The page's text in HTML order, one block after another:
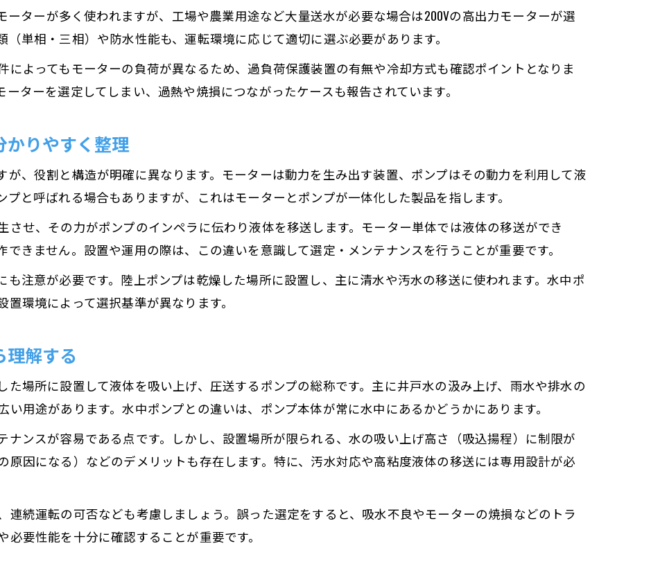
連続運転時の陸上ポンプの弱点を解説
陸上ポンプの汚水対応上の注意点とは
連続運転や電源条件で注意したい点
モーター搭載ポンプの連続運転可否
水中ポンプと陸上ポンプの連続運転の違い
連続運転時のモーター故障リスクと対策
現場で失敗しないモーター選定のコツ
モーター選定時のカタログ活用ポイント
ーターが多く使われますが、工場や農業用途など大量送水が必要な場合は200Vの高出力モーターが選
単相・三相）や防水性能も、運転環境に応じて適切に選ぶ必要があります。
によってもモーターの負荷が異なるため、過負荷保護装置の有無や冷却方式も確認ポイントとなりま
ターを選定してしまい、過熱や焼損につながったケースも報告されています。
かりやすく整理
が、役割と構造が明確に異なります。モーターは動力を生み出す装置、ポンプはその動力を利用して液
と呼ばれる場合もありますが、これはモーターとポンプが一体化した製品を指します。
させ、その力がポンプのインペラに伝わり液体を移送します。モーター単体では液体の移送ができ
きません。設置や運用の際は、この違いを意識して選定・メンテナンスを行うことが重要です。
も注意が必要です。陸上ポンプは乾燥した場所に設置し、主に清水や汚水の移送に使われます。水中ポ
環境によって選択基準が異なります。
理解する
た場所に設置して液体を吸い上げ、圧送するポンプの総称です。主に井戸水の汲み上げ、雨水や排水の
用途があります。水中ポンプとの違いは、ポンプ本体が常に水中にあるかどうかにあります。
ナンスが容易である点です。しかし、設置場所が限られる、水の吸い上げ高さ（吸込揚程）に制限が
原因になる）などのデメリットも存在します。特に、汚水対応や高粘度液体の移送には専用設計が必
連続運転の可否なども考慮しましょう。誤った選定をすると、吸水不良やモーターの焼損などのトラ
要性能を十分に確認することが重要です。